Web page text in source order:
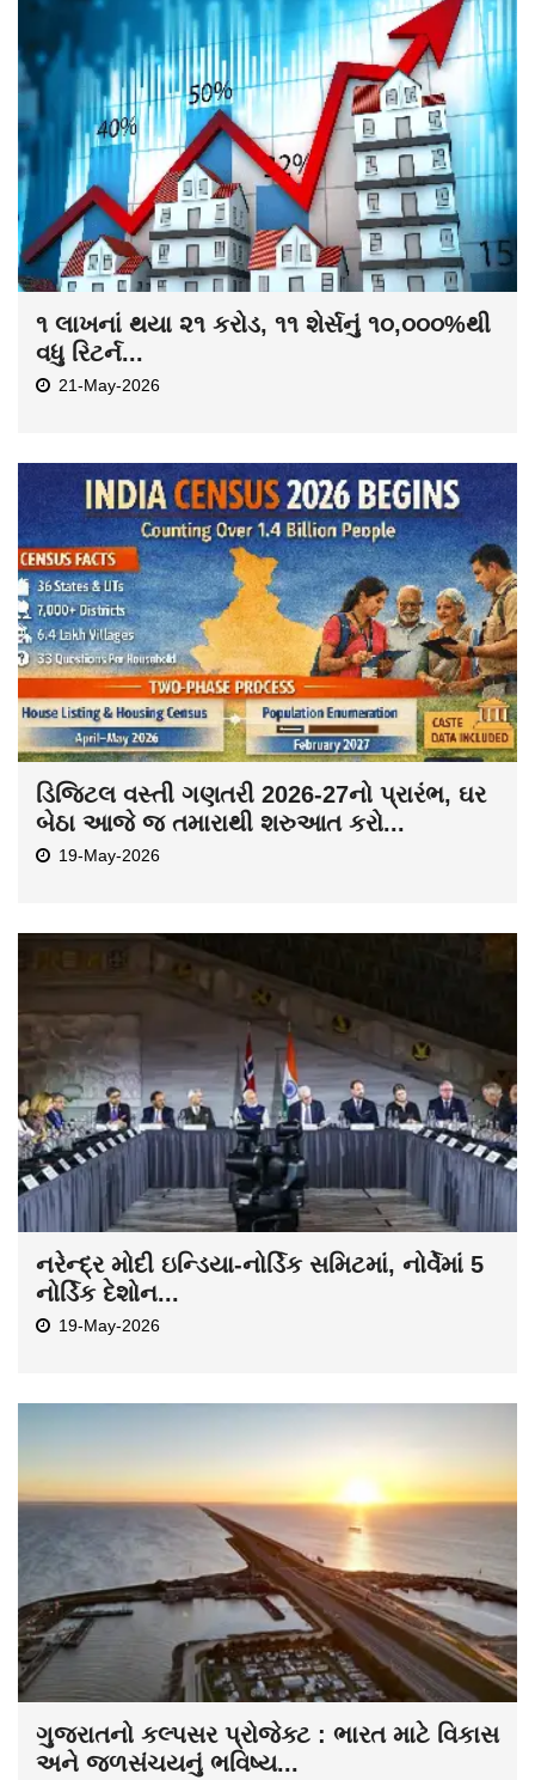
૧ લાખનાં થયા ૨૧ કરોડ, ૧૧ શેર્સનું ૧૦,૦૦૦%થી
વધુ રિટર્ન...
21-May-2026
ડિજિટલ વસ્તી ગણતરી 2026-27નો પ્રારંભ, ઘર
બેઠા આજે જ તમારાથી શરુઆત કરો...
19-May-2026
નરેન્દ્ર મોદી ઇન્ડિયા-નોર્ડિક સમિટમાં, નોર્વેમાં 5
નોર્ડિક દેશોન...
19-May-2026
ગુજરાતનો કલ્પસર પ્રોજેક્ટ : ભારત માટે વિકાસ
અને જળસંચયનું ભવિષ્ય...